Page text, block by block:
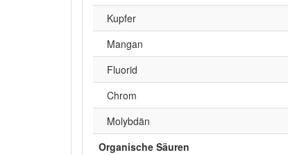
Kupfer
Mangan
Fluorid
Chrom
Molybdän
Organische Säuren